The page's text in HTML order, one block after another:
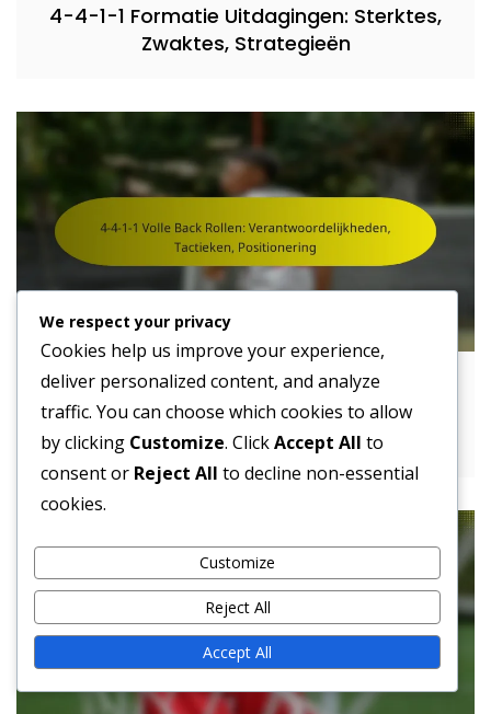
4-4-1-1 Formatie Uitdagingen: Sterktes,
Zwaktes, Strategieën
4-4-1-1 Volle Back Rollen:
Verantwoordelijkheden, Tactieken,
Positionering
We respect your privacy
Cookies help us improve your experience,
deliver personalized content, and analyze
traffic. You can choose which cookies to allow
by clicking Customize. ClickAccept All to
consent or Reject All to decline non-essential
cookies.
Customize
Reject All
Accept All